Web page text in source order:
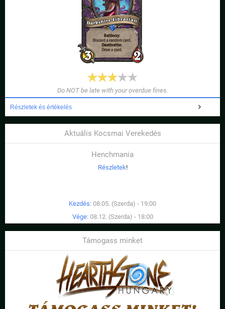
Do NOT be late with your overdue fines.
Részletek és értékelés
Aktuális Kocsmai Verekedés
Henchmania
Részletek!
Kezdés: 08.05. (Szerda) - 19:00
Vége: 08.12. (Szerda) - 18:00
Támogass minket